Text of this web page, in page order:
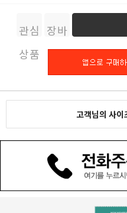
관심
상품
장바
구니
고객님의 사